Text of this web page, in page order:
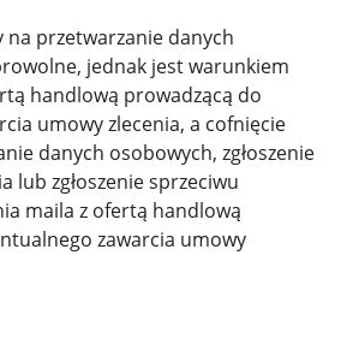
na przetwarzanie danych
jednak jest warunkiem
handlową prowadzącą do
umowy zlecenia, a cofnięcie
danych osobowych, zgłoszenie
lub zgłoszenie sprzeciwu
maila z ofertą handlową
zawarcia umowy